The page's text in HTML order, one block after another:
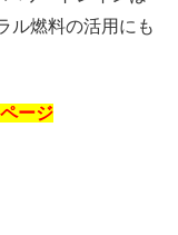
ル燃料の活用にも
ージ